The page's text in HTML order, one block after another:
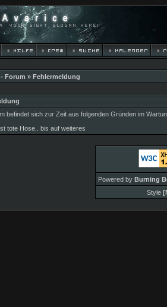
Forum » Fehlermeldung
befindet sich zur Zeit aus folgenden Gründen im
tote Hose.. bis auf weiteres
Powered by Burning
Style